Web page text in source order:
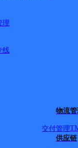
理
线
物流
交付管理
供应链